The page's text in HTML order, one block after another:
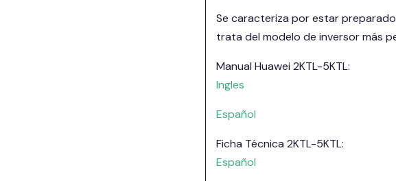
Se caracteriza por estar
trata del modelo de inversor más
Manual Huawei 2KTL-5KTL:
Ingles
Español
Ficha Técnica 2KTL-5KTL:
Español